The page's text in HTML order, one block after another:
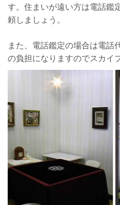
す。住まいが遠い方は電話鑑
頼しましょう。
また、電話鑑定の場合は電話
の負担になりますのでスカイ